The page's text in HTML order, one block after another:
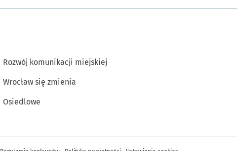
Rozwój komunikacji miejskiej
Wrocław się zmienia
Osiedlowe